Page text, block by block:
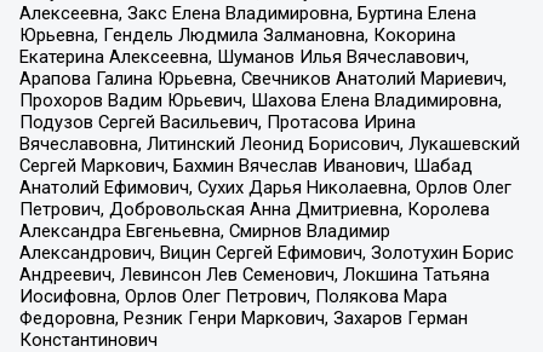
Алексеевна, Закс Елена Владимировна, Буртина Елена
Юрьевна, Гендель Людмила Залмановна, Кокорина
Екатерина Алексеевна, Шуманов Илья Вячеславович,
Арапова Галина Юрьевна, Свечников Анатолий Мариевич,
Прохоров Вадим Юрьевич, Шахова Елена Владимировна,
Подузов Сергей Васильевич, Протасова Ирина
Вячеславовна, Литинский Леонид Борисович, Лукашевский
Сергей Маркович, Бахмин Вячеслав Иванович, Шабад
Анатолий Ефимович, Сухих Дарья Николаевна, Орлов Олег
Петрович, Добровольская Анна Дмитриевна, Королева
Александра Евгеньевна, Смирнов Владимир
Александрович, Вицин Сергей Ефимович, Золотухин Борис
Андреевич, Левинсон Лев Семенович, Локшина Татьяна
Иосифовна, Орлов Олег Петрович, Полякова Мара
Федоровна, Резник Генри Маркович, Захаров Герман
Константинович